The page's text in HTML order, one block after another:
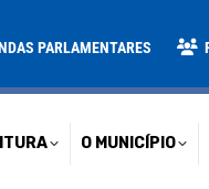
PARLAMENTARES
O MUNICÍPIO